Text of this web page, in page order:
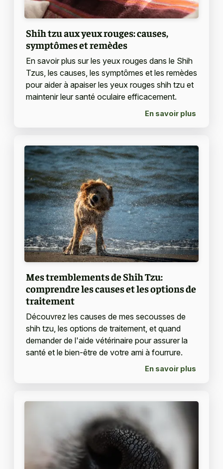
Shih tzu aux yeux rouges: causes,
symptômes et remèdes
En savoir plus sur les yeux rouges dans le Shih
Tzus, les causes, les symptômes et les remèdes
pour aider à apaiser les yeux rouges shih tzu et
maintenir leur santé oculaire efficacement.
En savoir plus
Mes tremblements de Shih Tzu:
comprendre les causes et les options de
traitement
Découvrez les causes de mes secousses de
shih tzu, les options de traitement, et quand
demander de l'aide vétérinaire pour assurer la
santé et le bien-être de votre ami à fourrure.
En savoir plus